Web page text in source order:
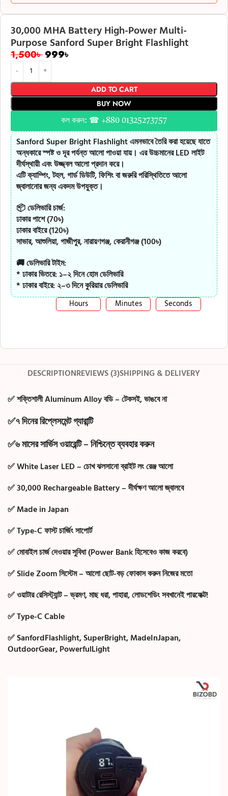
30,000 MHA Battery High-Power Multi-
Purpose Sanford Super Bright Flashlight
1,500৳999৳
ADD TO CART
BUY NOW
কল করুন: ☎ +880 01325273757
Sanford Super Bright Flashlight এমনভাবে তৈরি করা হয়েছে যাতে
অন্ধকারে স্পষ্ট ও দূর পর্যন্ত আলো পাওয়া যায়। এর উচ্চমানের LED লাইট
দীর্ঘস্থায়ী এবং উজ্জ্বল আলো প্রদান করে।
এটি ক্যাম্পিং, টহল, গার্ড ডিউটি, ফিশিং বা জরুরি পরিস্থিতিতে আলো
জ্বালানোর জন্য একদম উপযুক্ত।
📦 ডেলিভারি চার্জ:
ঢাকার পাশে (70৳)
ঢাকার বাইরে (120৳)
সাভার, আশুলিয়া, গাজীপুর, নারায়ণগঞ্জ, কেরানীগঞ্জ (100৳)
🚚 ডেলিভারি টাইম:
* ঢাকার ভিতরে: ১–২ দিনে হোম ডেলিভারি
* ঢাকার বাইরে: ২–৩ দিনে কুরিয়ার ডেলিভারি
Hours Minutes Seconds
DESCRIPTIONREVIEWS (3)SHIPPING & DELIVERY
✅ শক্তিশালী Aluminum Alloy বডি – টেকসই, ভাঙবে না
✅৭দিনেররিপ্লেসমেন্টগ্যারান্টি
✅৬মাসেরসার্ভিসওয়ারেন্টি– নিশ্চিন্তে ব্যবহার করুন
✅ White Laser LED – চোখ ঝলসানো ব্রাইট লং রেঞ্জ আলো
✅ 30,000 Rechargeable Battery – দীর্ঘক্ষণ আলো জ্বালবে
✅ Made in Japan
✅ Type-C ফাস্ট চার্জিং সাপোর্ট
✅ মোবাইল চার্জ দেওয়ার সুবিধা (Power Bank হিসেবেও কাজ করবে)
✅ Slide Zoom সিস্টেম – আলো ছোট-বড় ফোকাস করুন নিজের মতো
✅ ওয়াটার রেসিস্ট্যান্ট – ভ্রমণ, মাছ ধরা, পাহারা, লোডশেডিং সবখানেই পারফেক্ট!
✅ Type-C Cable
✅ SanfordFlashlight, SuperBright, MadeInJapan,
OutdoorGear, PowerfulLight